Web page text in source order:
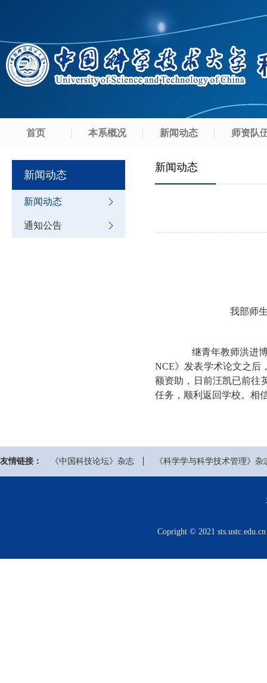
首页 本系概况 新闻动态 师资队
新闻动态
新闻动态
通知公告
新闻动态
我部师生国际
继青年教师洪进博
NCE》发表学术论文之后
额资助，日前汪凯已前往
任务，顺利返回学校。相
友情链接： 《中国科技论坛》杂志 《科学学与科学技术管理》杂
Copright © 2021